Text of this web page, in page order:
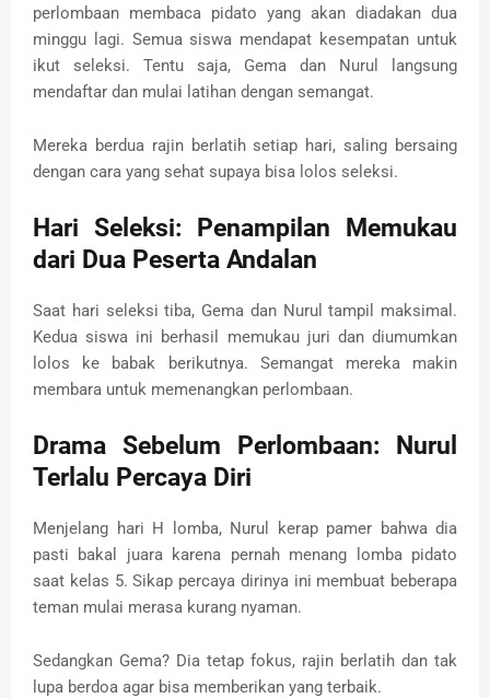
perlombaan membaca pidato yang akan diadakan dua
minggu lagi. Semua siswa mendapat kesempatan untuk
ikut seleksi. Tentu saja, Gema dan Nurul langsung
mendaftar dan mulai latihan dengan semangat.
Mereka berdua rajin berlatih setiap hari, saling bersaing
dengan cara yang sehat supaya bisa lolos seleksi.
Hari Seleksi: Penampilan Memukau
dari Dua Peserta Andalan
Saat hari seleksi tiba, Gema dan Nurul tampil maksimal.
Kedua siswa ini berhasil memukau juri dan diumumkan
lolos ke babak berikutnya. Semangat mereka makin
membara untuk memenangkan perlombaan.
Drama Sebelum Perlombaan: Nurul
Terlalu Percaya Diri
Menjelang hari H lomba, Nurul kerap pamer bahwa dia
pasti bakal juara karena pernah menang lomba pidato
saat kelas 5. Sikap percaya dirinya ini membuat beberapa
teman mulai merasa kurang nyaman.
Sedangkan Gema? Dia tetap fokus, rajin berlatih dan tak
lupa berdoa agar bisa memberikan yang terbaik.